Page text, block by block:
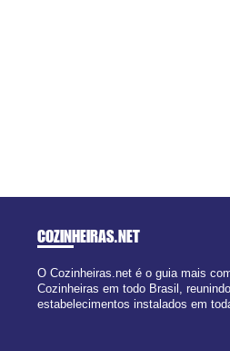
COZINHEIRAS.NET
O Cozinheiras.net é o guia mais
Cozinheiras em todo Brasil,
estabelecimentos instalados em